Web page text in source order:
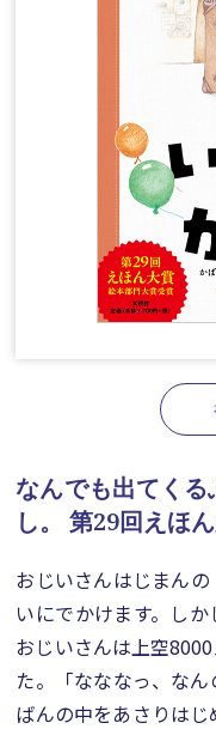
なんでも出てく
し。
第29回えほ
おじいさんはじまん
いにでかけます。しか
おじいさんは上空
た。「なななっ、な
ばんの中をあさりは